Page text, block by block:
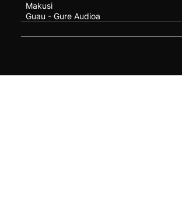
Makusi
Guau - Gure Audioa